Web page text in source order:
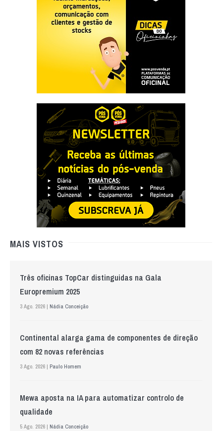
MAIS VISTOS
Três oficinas TopCar distinguidas na Gala
Europremium 2025
3 Ago. 2026 | Nádia Conceição
Continental alarga gama de componentes de direção
com 82 novas referências
3 Ago. 2026 | Paulo Homem
Mewa aposta na IA para automatizar controlo de
qualidade
5 Ago. 2026 | Nádia Conceição